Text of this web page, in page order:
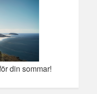
din sommar!